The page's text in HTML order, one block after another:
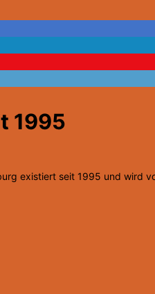
1995
existiert seit 1995 und